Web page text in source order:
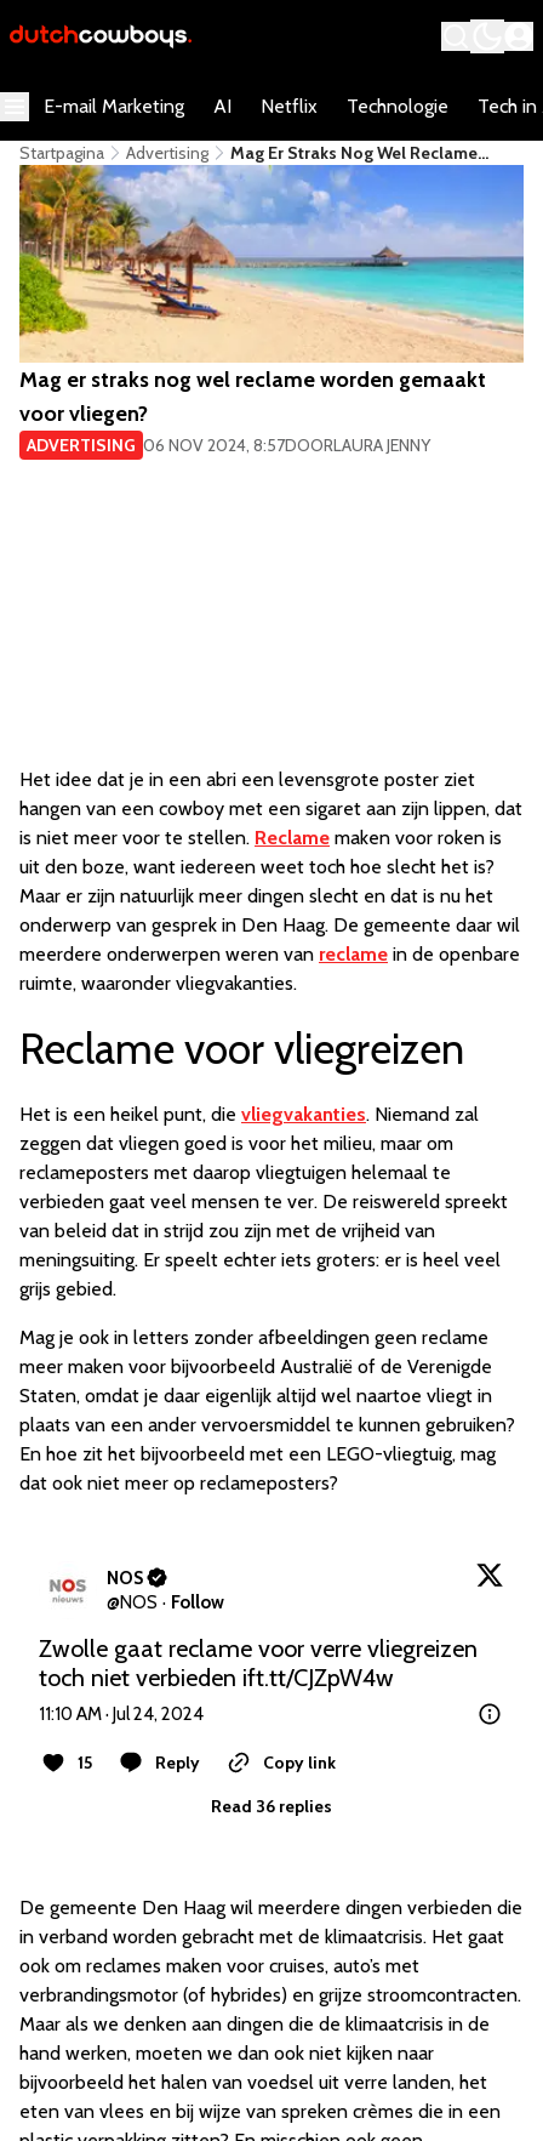
E-mail Marketing AI Netflix Technologie Tech in
Startpagina Advertising
Mag Er Straks Nog Wel Reclame
Worden Gemaakt Voor Vliegen?
Mag er straks nog wel reclame worden gemaakt
voor vliegen?
ADVERTISING 06 NOV 2024, 8:57DOORLAURA JENNY
Het idee dat je in een abri een levensgrote poster ziet
hangen van een cowboy met een sigaret aan zijn lippen, dat
is niet meer voor te stellen. Reclame maken voor roken is
uit den boze, want iedereen weet toch hoe slecht het is?
Maar er zijn natuurlijk meer dingen slecht en dat is nu het
onderwerp van gesprek in Den Haag. De gemeente daar wil
meerdere onderwerpen weren van reclame in de openbare
ruimte, waaronder vliegvakanties.
Reclame voor vliegreizen
Het is een heikel punt, die vliegvakanties. Niemand zal
zeggen dat vliegen goed is voor het milieu, maar om
reclameposters met daarop vliegtuigen helemaal te
verbieden gaat veel mensen te ver. De reiswereld spreekt
van beleid dat in strijd zou zijn met de vrijheid van
meningsuiting. Er speelt echter iets groters: er is heel veel
grijs gebied.
Mag je ook in letters zonder afbeeldingen geen reclame
meer maken voor bijvoorbeeld Australië of de Verenigde
Staten, omdat je daar eigenlijk altijd wel naartoe vliegt in
plaats van een ander vervoersmiddel te kunnen gebruiken?
En hoe zit het bijvoorbeeld met een LEGO-vliegtuig, mag
dat ook niet meer op reclameposters?
NOS
@NOS · Follow
Zwolle gaat reclame voor verre vliegreizen
toch niet verbieden ift.tt/CJZpW4w
11:10 AM · Jul 24, 2024
15 Reply
Copy link
Read 36 replies
De gemeente Den Haag wil meerdere dingen verbieden die
in verband worden gebracht met de klimaatcrisis. Het gaat
ook om reclames maken voor cruises, auto’s met
verbrandingsmotor (of hybrides) en grijze stroomcontracten.
Maar als we denken aan dingen die de klimaatcrisis in de
hand werken, moeten we dan ook niet kijken naar
bijvoorbeeld het halen van voedsel uit verre landen, het
eten van vlees en bij wijze van spreken crèmes die in een